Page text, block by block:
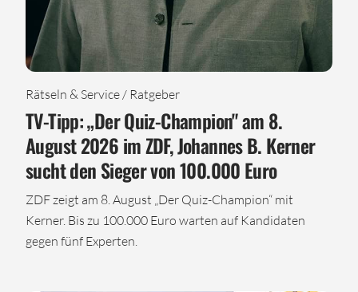
Rätseln & Service / Ratgeber
TV-Tipp: „Der Quiz-Champion" am 8.
August 2026 im ZDF, Johannes B. Kerner
sucht den Sieger von 100.000 Euro
ZDF zeigt am 8. August „Der Quiz-Champion“ mit
Kerner. Bis zu 100.000 Euro warten auf Kandidaten
gegen fünf Experten.